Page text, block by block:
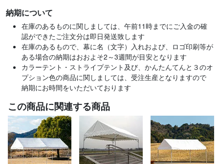
納期について
在庫のあるものに関しましては、午前11時までにご入金の確
認ができたご注文分は即日発送致します
在庫のあるもので、幕に名（文字）入れおよび、ロゴ印刷等が
ある場合の納期はおおよそ2～3週間が目安となります
カラーテント・ストライプテント及び、かんたんてんと３のオ
プション色の商品に関しましては、受注生産となりますので
納期にお時間をいただいております
この商品に関連する商品